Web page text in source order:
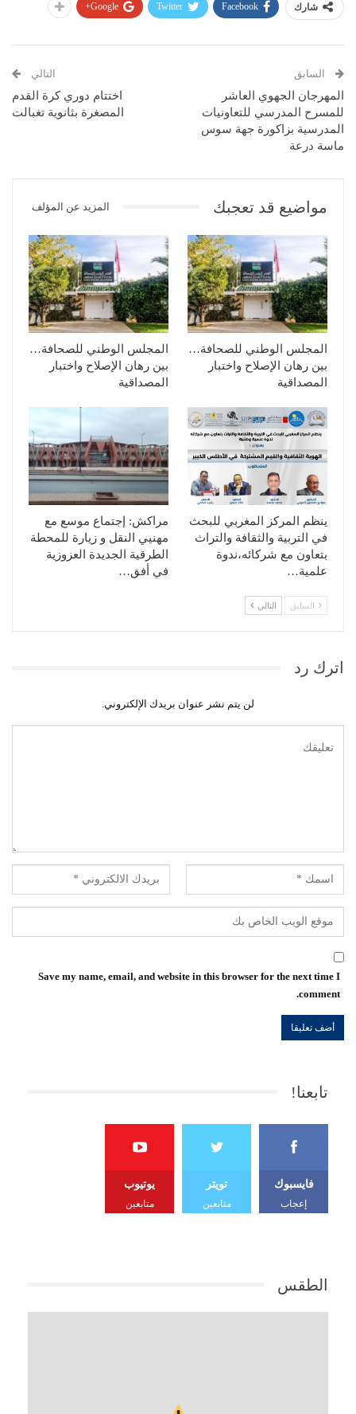
شارك Facebook
Twitter
Google+
السابق
المهرجان الجهوي العاشر
للمسرح المدرسي للتعاونيات
المدرسية بزاكورة جهة سوس
ماسة درعة
التالي
اختتام دوري كرة القدم
المصغرة بثانوية تغبالت
مواضيع قد تعجبك المزيد عن المؤلف
المجلس الوطني للصحافة…
بين رهان الإصلاح واختبار
المصداقية
المجلس الوطني للصحافة…
بين رهان الإصلاح واختبار
المصداقية
ينظم المركز المغربي للبحث
في التربية والثقافة والتراث
بتعاون مع شركائه،ندوة
علمية…
مراكش: إجتماع موسع مع
مهنيي النقل و زيارة للمحطة
الطرقية الجديدة العزوزية
في أفق…
السابق التالي
اترك رد
لن يتم نشر عنوان بريدك الإلكتروني.
Save my name, email, and website in this browser for the next time I
comment.
تابعنا!
فايسبوك
إعجاب
تويتر
متابعين
يوتيوب
متابعين
الطقس